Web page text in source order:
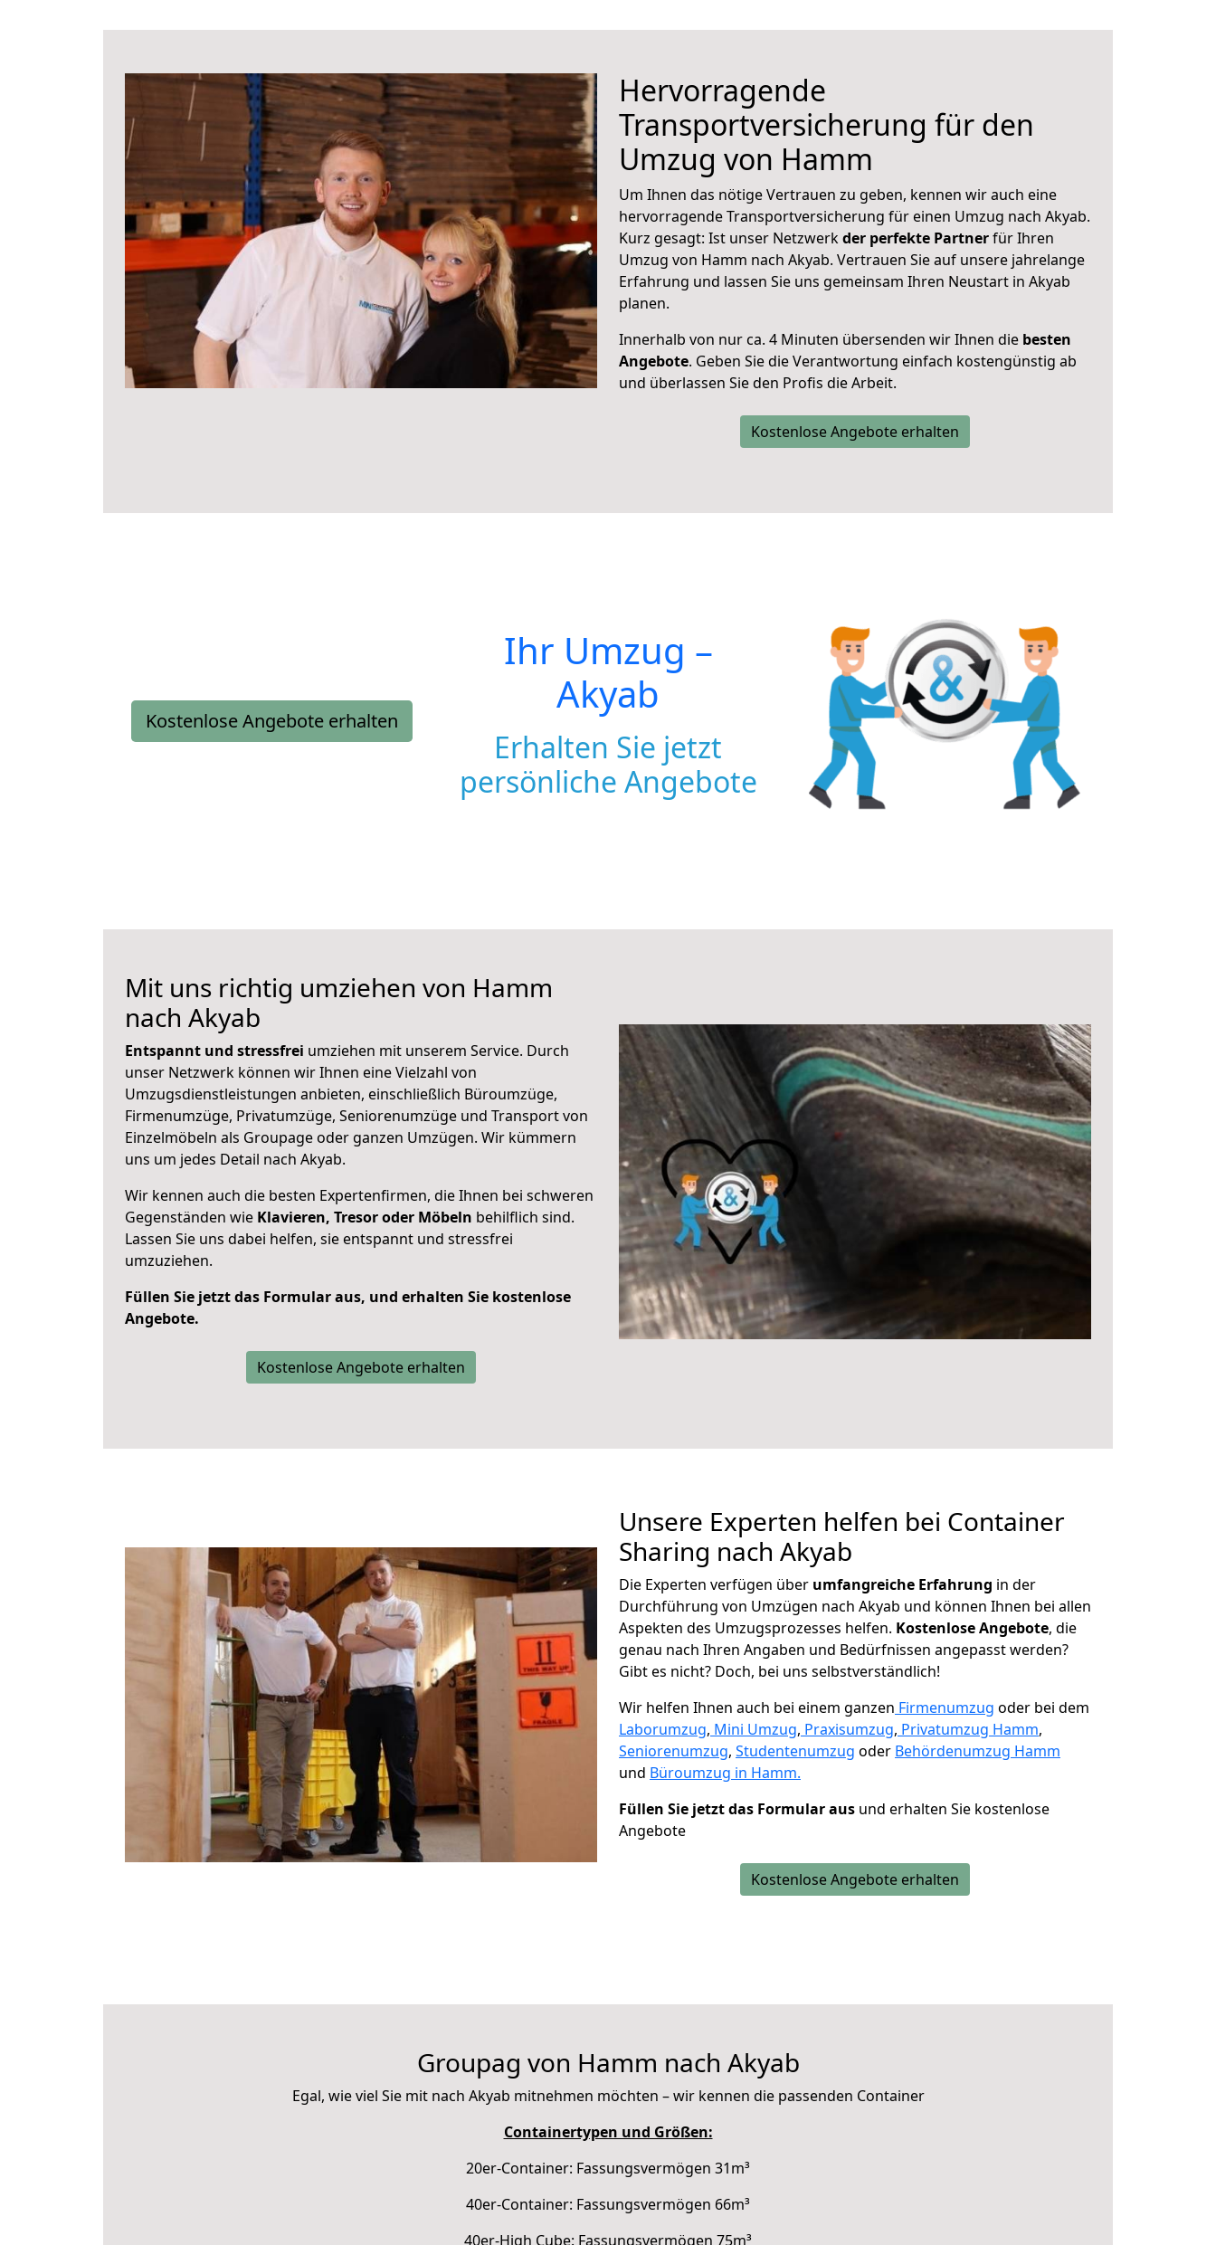
Hervorragende
Transportversicherung für den
Umzug von Hamm
Um Ihnen das nötige Vertrauen zu geben, kennen wir auch eine
hervorragende Transportversicherung für einen Umzug nach Akyab.
Kurz gesagt: Ist unser Netzwerkder perfekte Partnerfür Ihren
Umzug von Hamm nach Akyab. Vertrauen Sie auf unsere jahrelange
Erfahrung und lassen Sie uns gemeinsam Ihren Neustart in Akyab
planen.
Innerhalb von nur ca. 4 Minuten übersenden wir Ihnen die besten
Angebote. Geben Sie die Verantwortung einfach kostengünstig ab
und überlassen Sie den Profis die Arbeit.
Kostenlose Angebote erhalten
Kostenlose Angebote erhalten
Ihr Umzug –
Akyab
Erhalten Sie jetzt
persönliche Angebote
Mit uns richtig umziehen von Hamm
nach Akyab
Entspannt und stressfrei umziehen mit unserem Service. Durch
unser Netzwerk können wir Ihnen eine Vielzahl von
Umzugsdienstleistungen anbieten, einschließlich Büroumzüge,
Firmenumzüge, Privatumzüge, Seniorenumzüge und Transport von
Einzelmöbeln als Groupage oder ganzen Umzügen. Wir kümmern
uns um jedes Detail nach Akyab.
Wir kennen auch die besten Expertenfirmen, die Ihnen bei schweren
Gegenständen wie Klavieren, Tresor oder Möbeln behilflich sind.
Lassen Sie uns dabei helfen, sie entspannt und stressfrei
umzuziehen.
Füllen Sie jetzt das Formular aus, und erhalten Sie kostenlose
Angebote.
Kostenlose Angebote erhalten
Unsere Experten helfen bei Container
Sharing nach Akyab
Die Experten verfügen über umfangreiche Erfahrung in der
Durchführung von Umzügen nach Akyab und können Ihnen bei allen
Aspekten des Umzugsprozesses helfen. Kostenlose Angebote, die
genau nach Ihren Angaben und Bedürfnissen angepasst werden?
Gibt es nicht? Doch, bei uns selbstverständlich!
Wir helfen Ihnen auch bei einem ganzen Firmenumzug oder bei dem
Laborumzug, Mini Umzug, Praxisumzug, Privatumzug Hamm,
Seniorenumzug, Studentenumzug oder Behördenumzug Hamm
und Büroumzug in Hamm.
Füllen Sie jetzt das Formular aus und erhalten Sie kostenlose
Angebote
Kostenlose Angebote erhalten
Groupag von Hamm nach Akyab
Egal, wie viel Sie mit nach Akyab mitnehmen möchten – wir kennen die passenden Container
Containertypen und Größen:
20er-Container: Fassungsvermögen 31m³
40er-Container: Fassungsvermögen 66m³
40er-High Cube: Fassungsvermögen 75m³